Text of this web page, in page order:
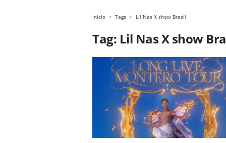
Início Tags Lil Nas X show Brasil
Tag: Lil Nas X show